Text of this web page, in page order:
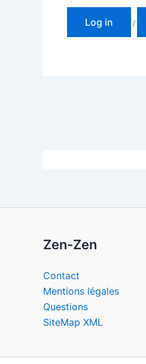
Log in /
Zen-Zen
Contact
Mentions légales
Questions
SiteMap XML